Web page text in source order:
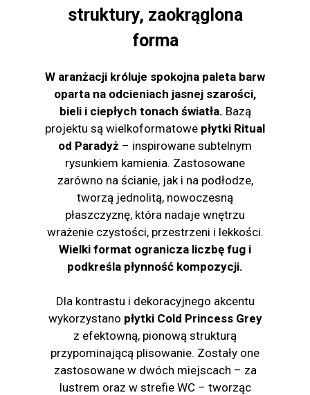
W aranżacji króluje spokojna paleta barw
oparta na odcieniach jasnej szarości,
bieli i ciepłych tonach światła. Bazą
projektu są wielkoformatowe płytki Ritual
od Paradyż – inspirowane subtelnym
rysunkiem kamienia. Zastosowane
zarówno na ścianie, jak i na podłodze,
tworzą jednolitą, nowoczesną
płaszczyznę, która nadaje wnętrzu
wrażenie czystości, przestrzeni i lekkości.
Wielki format ogranicza liczbę fug i
podkreśla płynność kompozycji.
Dla kontrastu i dekoracyjnego akcentu
wykorzystano płytki Cold Princess Grey
z efektowną, pionową strukturą
przypominającą plisowanie. Zostały one
zastosowane w dwóch miejscach – za
lustrem oraz w strefie WC – tworząc
struktury, zaokrąglona
forma